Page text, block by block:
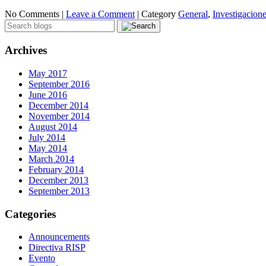
No Comments | Leave a Comment| Category General,
Archives
May 2017
September 2016
June 2016
December 2014
November 2014
August 2014
July 2014
May 2014
March 2014
February 2014
December 2013
September 2013
Categories
Announcements
Directiva RISP
Evento